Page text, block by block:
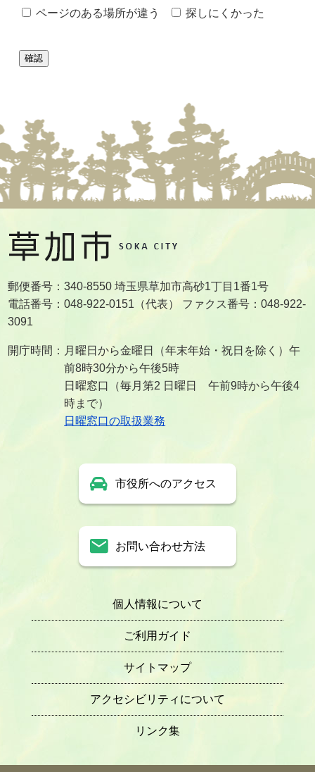
ページのある場所が違う 探しにくかった
郵便番号：340-8550 埼玉県草加市高砂1丁目1番1号
電話番号：048-922-0151（代表） ファクス番号：048-922-
3091
開庁時間：月曜日から金曜日（年末年始・祝日を除く）午
前8時30分から午後5時
日曜窓口（毎月第2 日曜日 午前9時から午後4
時まで）
日曜窓口の取扱業務
市役所へのアクセス
お問い合わせ方法
個人情報について
ご利用ガイド
サイトマップ
アクセシビリティについて
リンク集